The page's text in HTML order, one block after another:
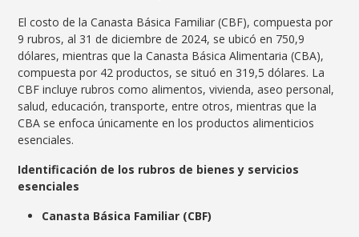
El costo de la Canasta Básica Familiar (CBF), compuesta por
9 rubros, al 31 de diciembre de 2024, se ubicó en 750,9
dólares, mientras que la Canasta Básica Alimentaria (CBA),
compuesta por 42 productos, se situó en 319,5 dólares. La
CBF incluye rubros como alimentos, vivienda, aseo personal,
salud, educación, transporte, entre otros, mientras que la
CBA se enfoca únicamente en los productos alimenticios
esenciales.
Identificación de los rubros de bienes y servicios
esenciales
Canasta Básica Familiar (CBF)